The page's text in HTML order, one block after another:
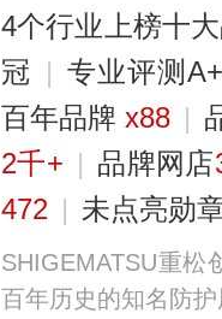
护、听力防护、
更多
4个行业上榜十
冠 | 专业评测
百年品牌x88 |
2千+ | 品牌网店
472 | 未点亮勋
SHIGEMATSU重松
百年历史的知名防